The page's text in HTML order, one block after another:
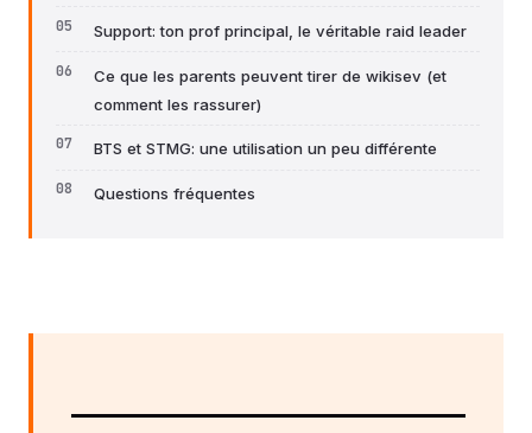
Support: ton prof principal, le véritable raid leader
Ce que les parents peuvent tirer de wikisev (et
comment les rassurer)
BTS et STMG: une utilisation un peu différente
Questions fréquentes